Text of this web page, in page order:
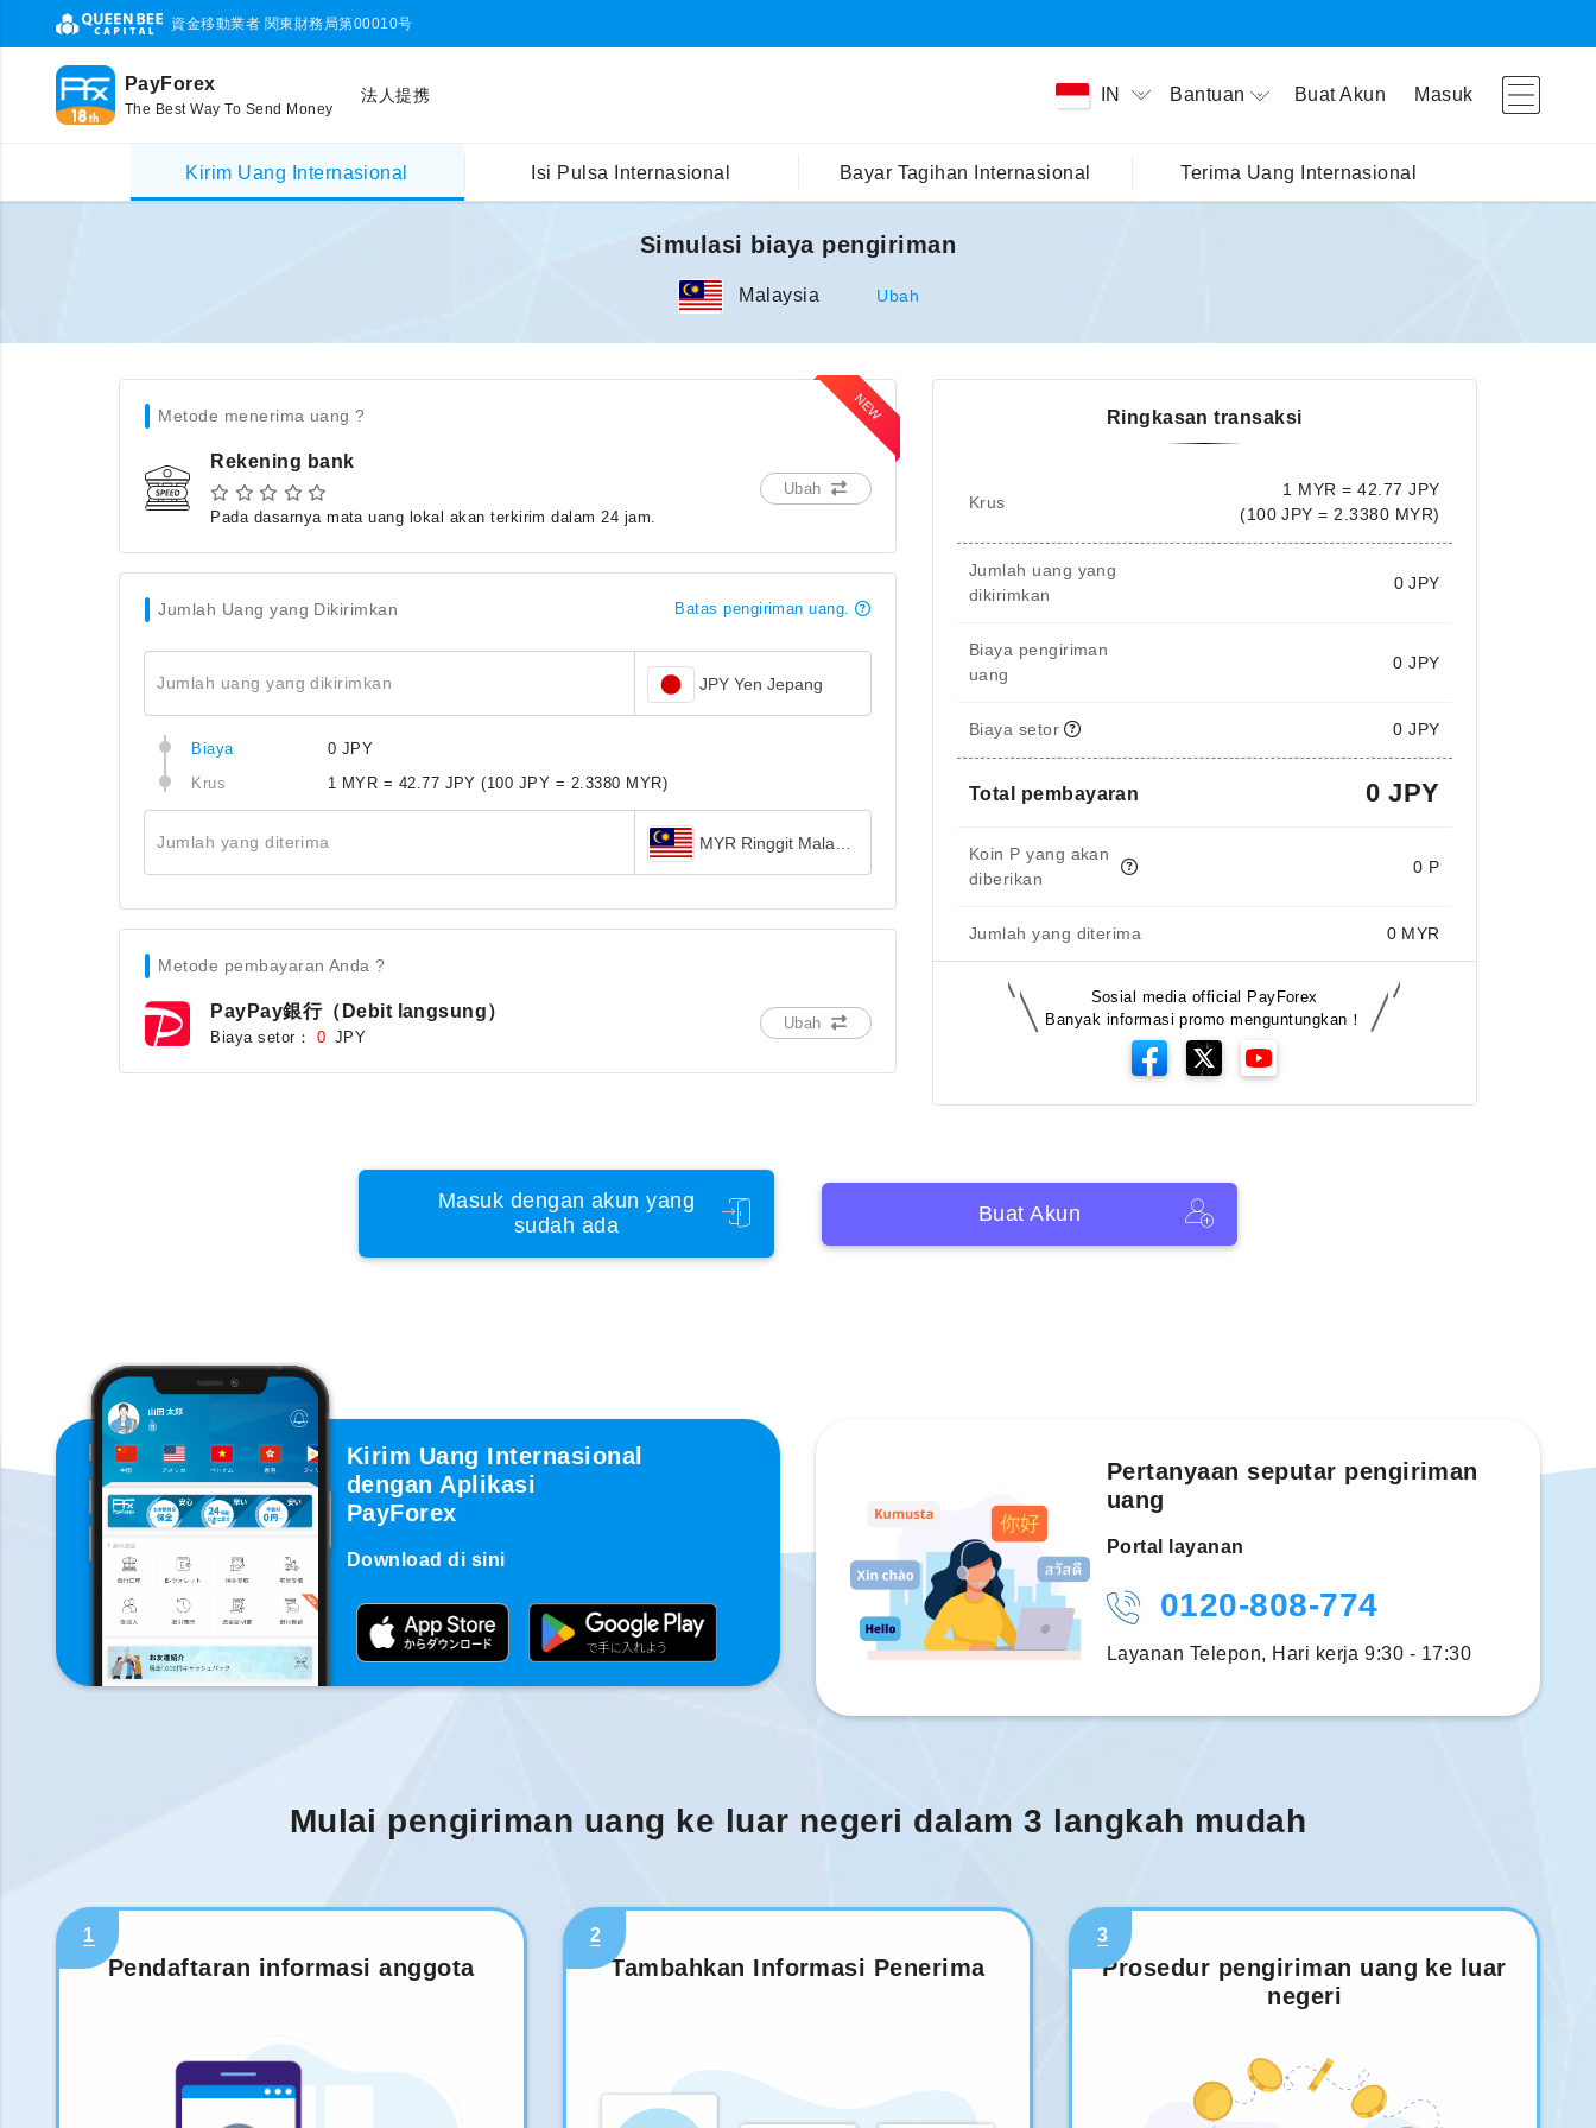
資金移動業者 関東財務局第00010号
PayForex
The Best Way To Send Money
法人提携 IN Bantuan Buat Akun Masuk
Kirim Uang Internasional Isi Pulsa Internasional Bayar Tagihan Internasional Terima Uang Internasional
Simulasi biaya pengiriman
Malaysia Ubah
Metode menerima uang ?
Rekening bank
Pada dasarnya mata uang lokal akan terkirim dalam 24 jam.
Ubah
Jumlah Uang yang Dikirimkan Batas pengiriman uang.
Jumlah uang yang dikirimkan JPY Yen Jepang
Biaya
0 JPY
Krus
1 MYR = 42.77 JPY (100 JPY = 2.3380 MYR)
Jumlah yang diterima MYR Ringgit Malaysia
Metode pembayaran Anda ?
PayPay銀行（Debit langsung）
Biaya setor： 0 JPY
Ubah
Ringkasan transaksi
Krus
1 MYR = 42.77 JPY
(100 JPY = 2.3380 MYR)
Jumlah uang yang
dikirimkan
0 JPY
Biaya pengiriman
uang
0 JPY
Biaya setor 0 JPY
Total pembayaran 0 JPY
Koin P yang akan
diberikan
0 P
Jumlah yang diterima 0 MYR
Sosial media official PayForex
Banyak informasi promo menguntungkan！
Masuk dengan akun yang
sudah ada
Buat Akun
Kirim Uang Internasional
dengan Aplikasi
PayForex
Download di sini
Pertanyaan seputar pengiriman
uang
Portal layanan
0120-808-774
Layanan Telepon, Hari kerja 9:30 - 17:30
Mulai pengiriman uang ke luar negeri dalam 3 langkah mudah
1
Pendaftaran informasi anggota
2
Tambahkan Informasi Penerima
3
Prosedur pengiriman uang ke luar
negeri